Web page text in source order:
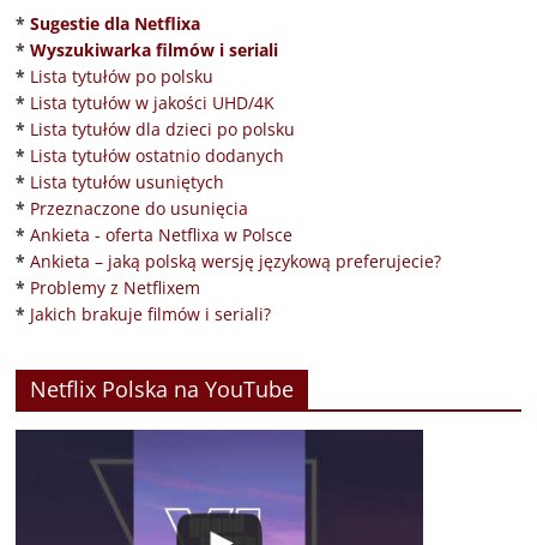
* Sugestie dla Netflixa
* Wyszukiwarka filmów i seriali
* Lista tytułów po polsku
* Lista tytułów w jakości UHD/4K
* Lista tytułów dla dzieci po polsku
* Lista tytułów ostatnio dodanych
* Lista tytułów usuniętych
* Przeznaczone do usunięcia
* Ankieta - oferta Netflixa w Polsce
* Ankieta – jaką polską wersję językową preferujecie?
* Problemy z Netflixem
* Jakich brakuje filmów i seriali?
Netflix Polska na YouTube